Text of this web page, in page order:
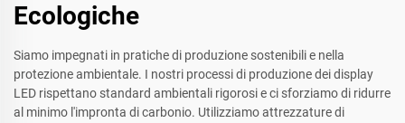
Ecologiche
Siamo impegnati in pratiche di produzione sostenibili e nella
protezione ambientale. I nostri processi di produzione dei display
LED rispettano standard ambientali rigorosi e ci sforziamo di ridurre
al minimo l'impronta di carbonio. Utilizziamo attrezzature di